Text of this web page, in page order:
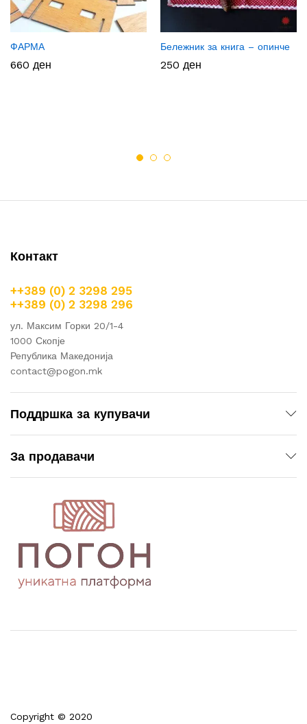
ФАРМА
660 ден
Бележник за книга – опинче
250 ден
Контакт
++389 (0) 2 3298 295
++389 (0) 2 3298 296
ул. Максим Горки 20/1-4
1000 Скопје
Република Македонија
contact@pogon.mk
Поддршка за купувачи
За продавачи
Copyright © 2020